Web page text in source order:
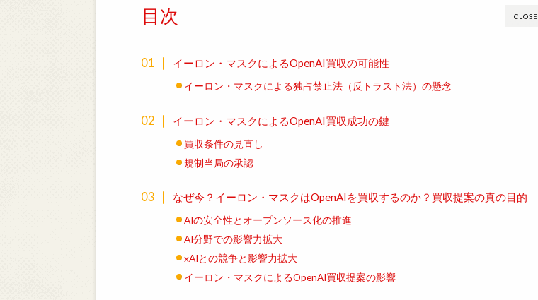
CLOSE
目次
イーロン・マスクによるOpenAI買収の可能性
イーロン・マスクによる独占禁止法（反トラスト法）の懸念
イーロン・マスクによるOpenAI買収成功の鍵
買収条件の見直し
規制当局の承認
なぜ今？イーロン・マスクはOpenAIを買収するのか？買収提案の真の目的
AIの安全性とオープンソース化の推進
AI分野での影響力拡大
xAIとの競争と影響力拡大
イーロン・マスクによるOpenAI買収提案の影響